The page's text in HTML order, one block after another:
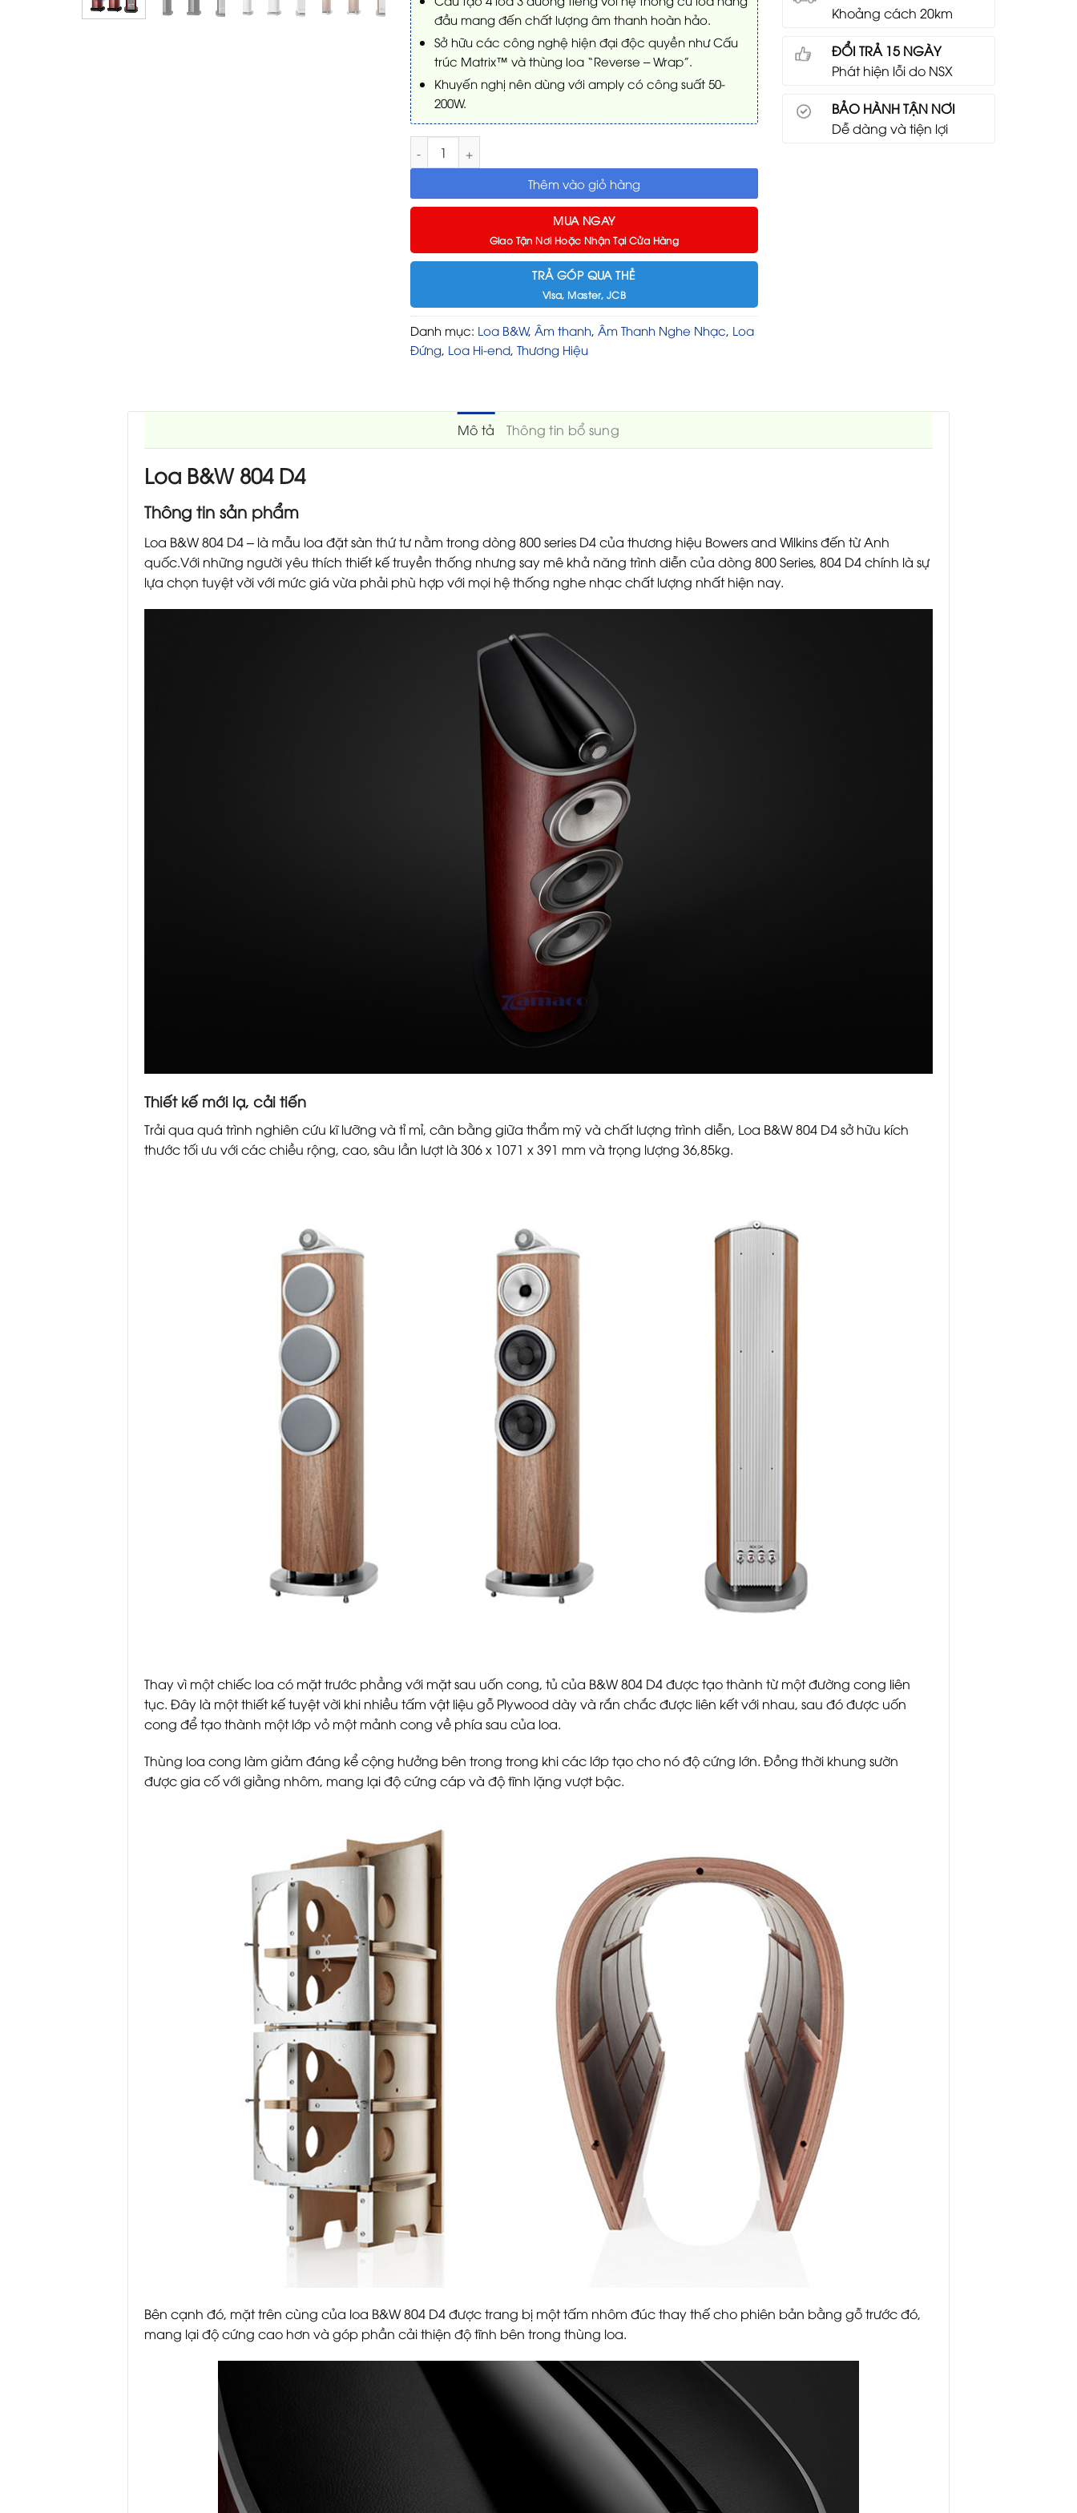
đầu mang đến chất lượng âm thanh hoàn hảo.
Sở hữu các công nghệ hiện đại độc quyền như Cấu
trúc Matrix™ và thùng loa “Reverse – Wrap”.
Khuyến nghị nên dùng với amply có công suất 50-
200W.
Loa B&W 804 D4 số lượng
Thêm vào giỏ hàng
MUA NGAY
Giao Tận Nơi Hoặc Nhận Tại Cửa Hàng
TRẢ GÓP QUA THẺ
Visa, Master, JCB
Danh mục: Loa B&W, Âm thanh, Âm Thanh Nghe Nhạc, Loa
Đứng, Loa Hi-end, Thương Hiệu
Khoảng cách 20km
ĐỔI TRẢ 15 NGÀY
Phát hiện lỗi do NSX
BẢO HÀNH TẬN NƠI
Dễ dàng và tiện lợi
Mô tả Thông tin bổ sung
Loa B&W 804 D4
Thông tin sản phẩm
Loa B&W 804 D4 – là mẫu loa đặt sàn thứ tư nằm trong dòng 800 series D4 của thương hiệu Bowers and Wilkins đến từ Anh
quốc.Với những người yêu thích thiết kế truyền thống nhưng say mê khả năng trình diễn của dòng 800 Series, 804 D4 chính là sự
lựa chọn tuyệt vời với mức giá vừa phải phù hợp với mọi hệ thống nghe nhạc chất lượng nhất hiện nay.
Thiết kế mới lạ, cải tiến
Trải qua quá trình nghiên cứu kĩ lưỡng và tỉ mỉ, cân bằng giữa thẩm mỹ và chất lượng trình diễn, Loa B&W 804 D4 sở hữu kích
thước tối ưu với các chiều rộng, cao, sâu lần lượt là 306 x 1071 x 391 mm và trọng lượng 36,85kg.
Thay vì một chiếc loa có mặt trước phẳng với mặt sau uốn cong, tủ của B&W 804 D4 được tạo thành từ một đường cong liên
tục. Đây là một thiết kế tuyệt vời khi nhiều tấm vật liệu gỗ Plywood dày và rắn chắc được liên kết với nhau, sau đó được uốn
cong để tạo thành một lớp vỏ một mảnh cong về phía sau của loa.
Thùng loa cong làm giảm đáng kể cộng hưởng bên trong trong khi các lớp tạo cho nó độ cứng lớn. Đồng thời khung sườn
được gia cố với giằng nhôm, mang lại độ cứng cáp và độ tĩnh lặng vượt bậc.
Bên cạnh đó, mặt trên cùng của loa B&W 804 D4 được trang bị một tấm nhôm đúc thay thế cho phiên bản bằng gỗ trước đó,
mang lại độ cứng cao hơn và góp phần cải thiện độ tĩnh bên trong thùng loa.